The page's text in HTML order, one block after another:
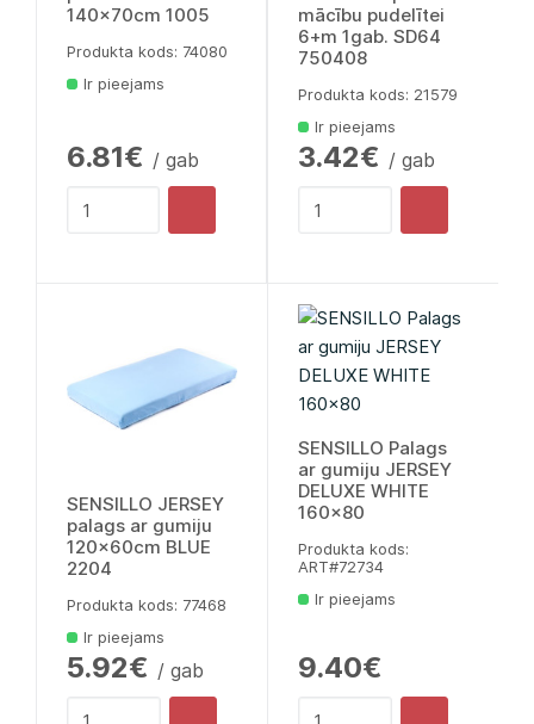
140x70cm 1005
Produkta kods: 74080
Ir pieejams
6.81€ / gab
mācību pudelītei
6+m 1gab. SD64
750408
Produkta kods: 21579
Ir pieejams
3.42€ / gab
SENSILLO JERSEY
palags ar gumiju
120x60cm BLUE
2204
Produkta kods: 77468
Ir pieejams
5.92€ / gab
SENSILLO Palags
ar gumiju JERSEY
DELUXE WHITE
160x80
Produkta kods:
ART#72734
Ir pieejams
9.40€